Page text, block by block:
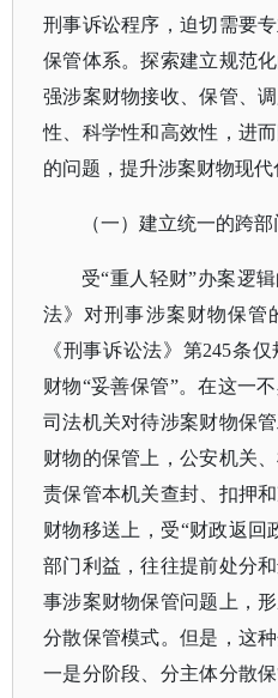
刑事诉讼程序，迫切需要
保管体系。探索建立规范
强涉案财物接收、保管、
性、科学性和高效性，进
的问题，提升涉案财物现代
（一）建立统一的跨
受“重人轻财”办案逻
法》对刑事涉案财物保管
《刑事诉讼法》第245条
财物“妥善保管”。在这一
司法机关对待涉案财物保
财物的保管上，公安机关
责保管本机关查封、扣押
财物移送上，受“财政返回
部门利益，往往提前处分
事涉案财物保管问题上，
分散保管模式。但是，这
一是分阶段、分主体分散